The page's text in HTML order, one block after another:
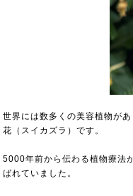
世界には数多くの美容植物が
花（スイカズラ）です。
5000年前から伝わる植物療法
ばれていました。